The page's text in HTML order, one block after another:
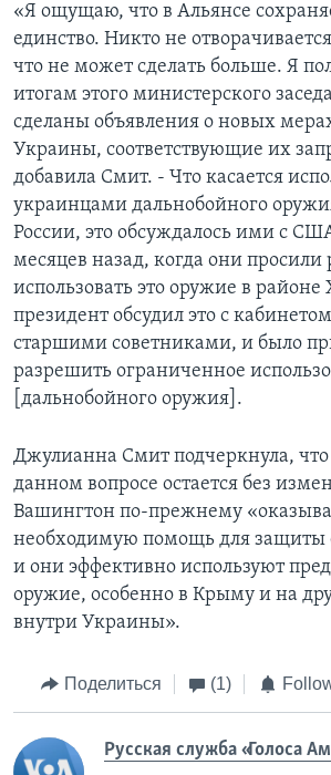
«Я ощущаю, что в Альянсе
единство. Никто не
что не может сделать больше. Я
итогам этого министерского
сделаны объявления о новых
Украины, соответствующие их
добавила Смит. - Что касается
украинцами дальнобойного
России, это обсуждалось ими с
месяцев назад, когда они
использовать это оружие в районе
президент обсудил это с
старшими советниками, и было
разрешить ограниченное
[дальнобойного оружия].
Джулианна Смит подчеркнула,
данном вопросе остается без
Вашингтон по-прежнему
необходимую помощь для защиты
и они эффективно используют
оружие, особенно в Крыму и на
внутри Украины».
Поделиться (1)
Русская служба «Голоса